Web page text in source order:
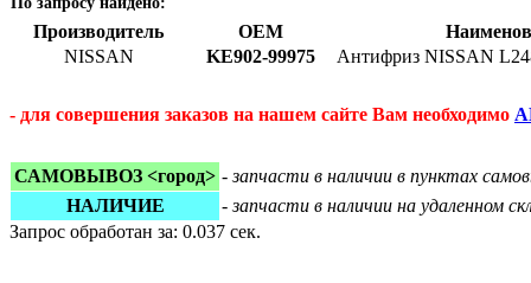
Производитель OEM
NISSAN
KE902-99975 Антифриз NISSAN
- для совершения заказов на нашем сайте Вам необходимо
САМОВЫВОЗ <город> -запчасти в наличии в пунктах
НАЛИЧИЕ
-запчасти в наличии на удаленном
Запрос обработан за: 0.037 сек.